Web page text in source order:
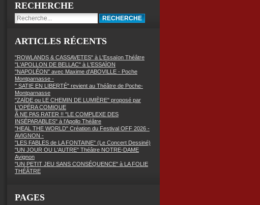
RECHERCHE
ARTICLES RÉCENTS
"ROWLANDS & CASSAVETES" à L'Essaïon Théâtre
"L'APOLLON DE BELLAC" à L'ESSAÏON
"NAPOLÉON" avec Maxime d'ABOVILLE - Poche
Montparnasse -
" SATIE EN LIBERTÉ" revient au Théâtre de Poche-
Montparnasse
"ZAÏDE ou LE CHEMIN DE LUMIÈRE" proposé par
L'OPÉRA COMIQUE
Ã NE PAS RATER !! "LE COMPLEXE DES
INSÉPARABLES" à l'Apollo Théâtre
"HEAL THE WORLD" Création du Festival OFF 2026 -
AVIGNON -
"LES FABLES de LA FONTAINE" (Le Concert Dessiné)
"UN JOUR OU L'AUTRE" Théâtre NOTRE-DAME
Avignon
"UN PETIT JEU SANS CONSÉQUENCE" à LA FOLIE
THÉÂTRE
PAGES